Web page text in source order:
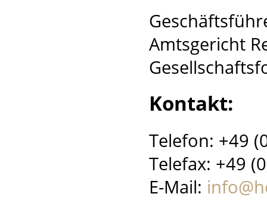
Amtsgericht
Kontakt:
Telefon: +49
Telefax: +49
E-Mail: